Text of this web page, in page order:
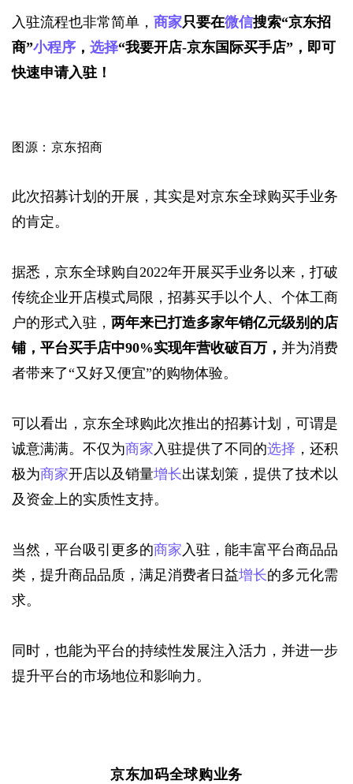
入驻流程也非常简单， 商家只要在微信搜索“京东招
商”小程序 ， 选择“我要开店-京东国际买手店”，即可
快速申请入驻！
图源：京东招商
此次招募计划的开展，其实是对京东全球购买手业务
的肯定。
据悉，京东全球购自2022年开展买手业务以来，打破
传统企业开店模式局限，招募买手以个人、个体工商
户的形式入驻， 两年来已打造多家年销亿元级别的店
铺，平台买手店中90%实现年营收破百万， 并为消费
者带来了“又好又便宜”的购物体验。
可以看出，京东全球购此次推出的招募计划，可谓是
诚意满满。不仅为商家入驻提供了不同的选择 ，还积
极为商家开店以及销量增长出谋划策，提供了技术以
及资金上的实质性支持。
当然，平台吸引更多的商家入驻，能丰富平台商品品
类，提升商品品质，满足消费者日益增长的多元化需
求。
同时，也能为平台的持续性发展注入活力，并进一步
提升平台的市场地位和影响力。
京东加码全球购业务